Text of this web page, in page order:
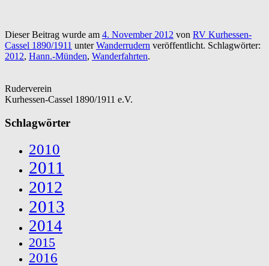
Dieser Beitrag wurde am 4. November 2012 von RV Kurhessen-
Cassel 1890/1911 unterWanderrudern veröffentlicht. Schlagwörter:
2012, Hann.-Münden, Wanderfahrten.
Ruderverein
Kurhessen-Cassel 1890/1911 e.V.
Schlagwörter
2010
2011
2012
2013
2014
2015
2016